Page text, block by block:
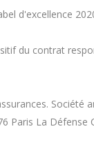
d'excellence
du contrat
Société
Paris La Défense